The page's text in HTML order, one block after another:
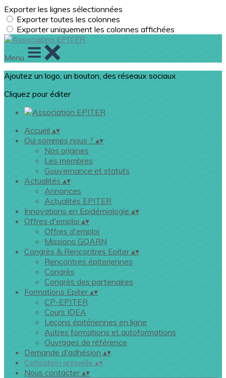
Exporter les lignes sélectionnées
Exporter toutes les colonnes
Exporter uniquement les colonnes affichées
Menu
Ajoutez un logo, un bouton, des réseaux sociaux
Cliquez pour éditer
Accueil ▴▾
Qui sommes nous ? ▴▾
Nos origines
Les membres
Gouvernance et statuts
Actualités ▴▾
Annonces
Actualités EPITER
Innovations en Epidémiologie ▴▾
Offres d'emploi ▴▾
Offres d'emploi
Missions GOARN
Congrès & Rencontres Epiter▴▾
Rencontres épiteriennes
Congrès
Congrès des partenaires
Formations Epiter▴▾
CP-EPITER
Cours IDEA
Leçons épitériennes en ligne
Autres formations et autoformations
Ouvrages de référence
Demande d'adhésion ▴▾
Cotisation annuelle ▴▾
Nous contacter▴▾